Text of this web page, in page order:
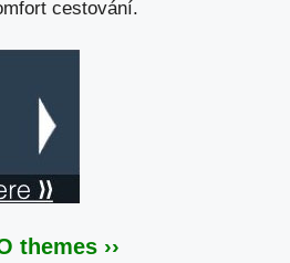
cestování.
themes ››